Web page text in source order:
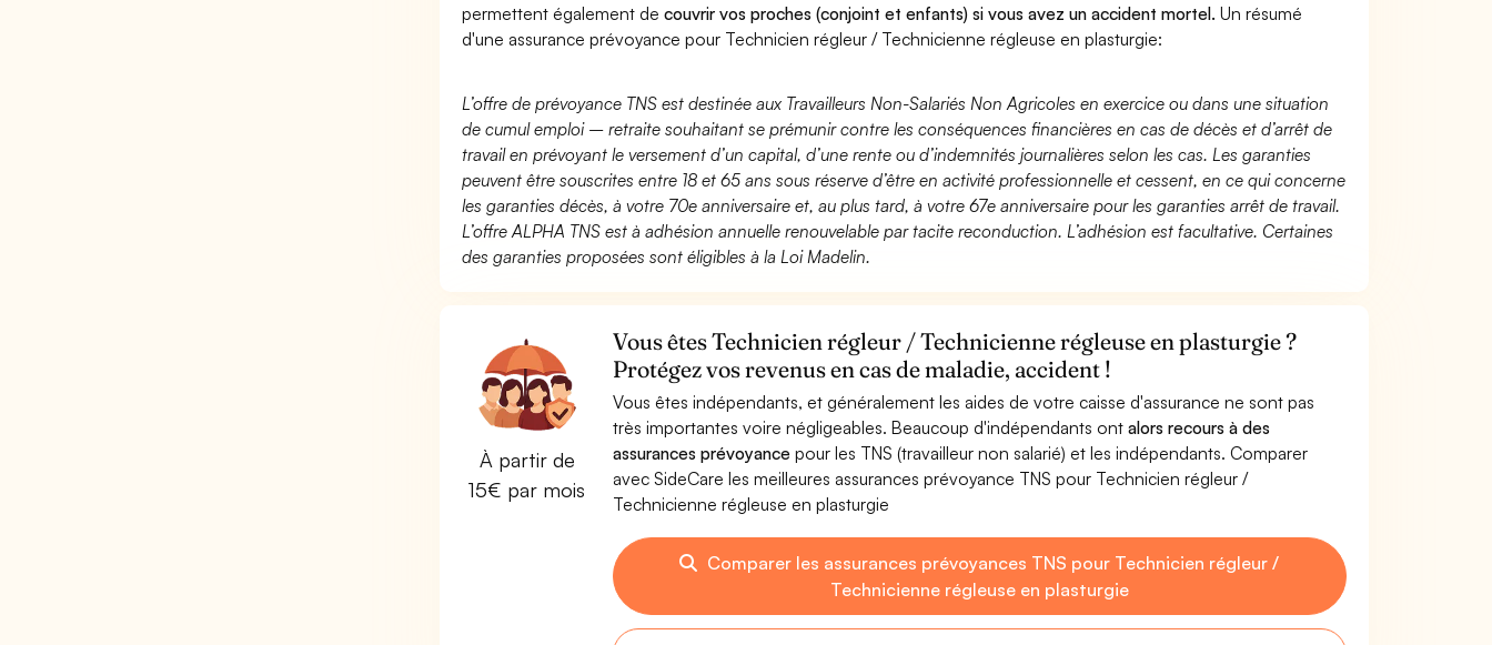
permettent également decouvrir vos proches (conjoint et enfants) si vous avez un accident mortel. Un résumé
d'une assurance prévoyance pour Technicien régleur / Technicienne régleuse en plasturgie:
L’offre de prévoyance TNS est destinée aux Travailleurs Non-Salariés Non Agricoles en exercice ou dans une situation
de cumul emploi – retraite souhaitant se prémunir contre les conséquences financières en cas de décès et d’arrêt de
travail en prévoyant le versement d’un capital, d’une rente ou d’indemnités journalières selon les cas. Les garanties
peuvent être souscrites entre 18 et 65 ans sous réserve d’être en activité professionnelle et cessent, en ce qui concerne
les garanties décès, à votre 70e anniversaire et, au plus tard, à votre 67e anniversaire pour les garanties arrêt de travail.
L’offre ALPHA TNS est à adhésion annuelle renouvelable par tacite reconduction. L’adhésion est facultative. Certaines
des garanties proposées sont éligibles à la Loi Madelin.
À partir de
15€ par mois
Vous êtes Technicien régleur / Technicienne régleuse en plasturgie ?
Protégez vos revenus en cas de maladie, accident !
Vous êtes indépendants, et généralement les aides de votre caisse d'assurance ne sont pas
très importantes voire négligeables. Beaucoup d'indépendants ont alors recours à des
assurances prévoyancepour les TNS (travailleur non salarié) et les indépendants. Comparer
avec SideCare les meilleures assurances prévoyance TNS pour Technicien régleur /
Technicienne régleuse en plasturgie
Comparer les assurances prévoyances TNS pour Technicien régleur /
Technicienne régleuse en plasturgie